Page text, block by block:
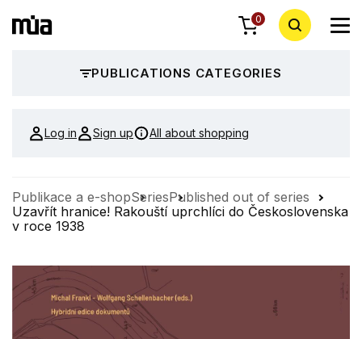
0
PUBLICATIONS CATEGORIES
Log in Sign up All about shopping
Publikace a e-shopSeriesPublished out of series
Uzavřít hranice! Rakouští uprchlíci do Československa
v roce 1938